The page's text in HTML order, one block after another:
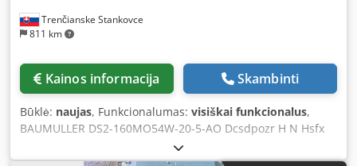
Trenčianske Stankovce
811 km
Kainos informacija Skambinti
Būklė: naujas, Funkcionalumas: visiškai funkcionalus,
BAUMULLER DS2-160MO54W-20-5-AO Dcsdpozr H N Hsfx